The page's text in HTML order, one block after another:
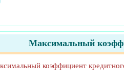
Максимальный
коэффициент